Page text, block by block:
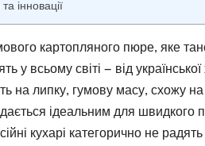
інновації
картопляного пюре, яке
у всьому світі — від
на липку, гумову масу, схожу
ідеальним для
кухарі категорично не